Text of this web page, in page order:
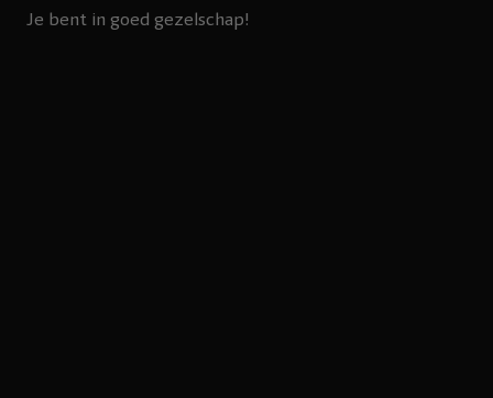
Je bent in goed gezelschap!